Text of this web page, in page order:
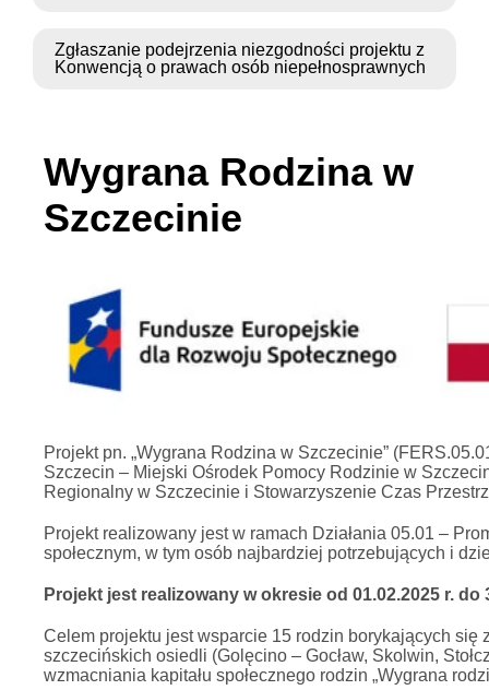
Zgłaszanie podejrzenia niezgodności projektu z
Konwencją o prawach osób niepełnosprawnych
Wygrana Rodzina w
Szczecinie
Projekt pn. „Wygrana Rodzina w Szczecinie”
Szczecin – Miejski Ośrodek Pomocy Rodzinie w
Regionalny w Szczecinie i Stowarzyszenie Czas
Projekt realizowany jest w ramach Działania 05.01 –
społecznym, w tym osób najbardziej potrzebujących i
Projekt jest realizowany w okresie od 01.02.2025 r. do
Celem projektu jest wsparcie 15 rodzin borykających się
szczecińskich osiedli (Golęcino – Gocław, Skolwin,
wzmacniania kapitału społecznego rodzin „Wygrana